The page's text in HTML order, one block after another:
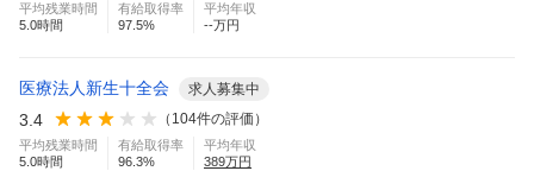
平均残業時間
5.0時間
有給取得率
97.5%
平均年収
--万円
医療法人新生十全会 求人募集中
3.4 （ 104件の評価）
平均残業時間
5.0時間
有給取得率
96.3%
平均年収
389万円